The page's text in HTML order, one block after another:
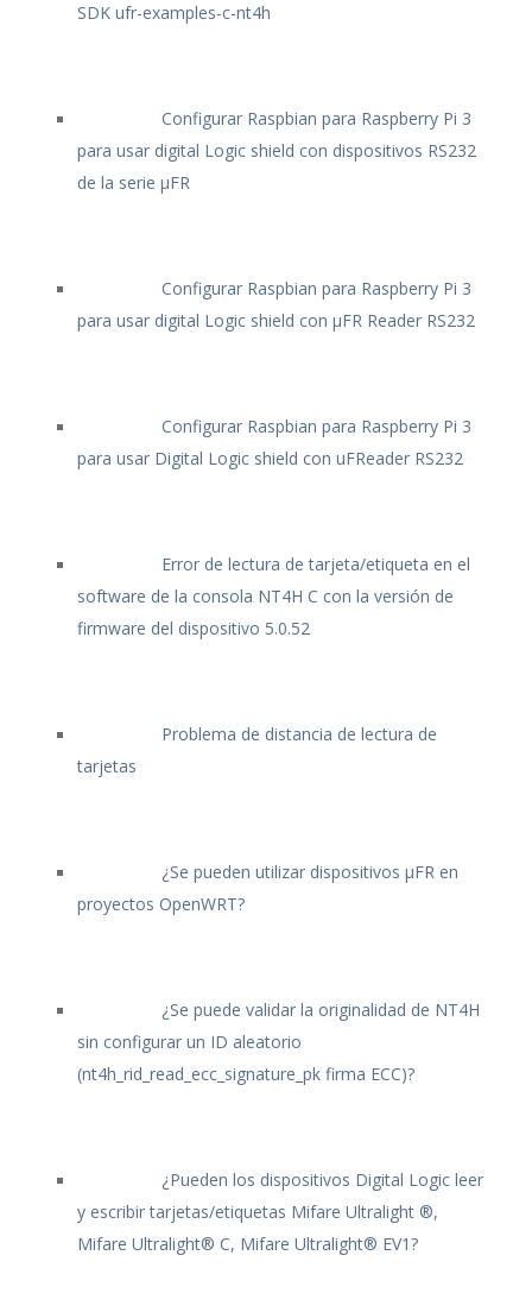
SDK ufr-examples-c-nt4h
Configurar Raspbian para Raspberry Pi 3
para usar digital Logic shield con dispositivos RS232
de la serie μFR
Configurar Raspbian para Raspberry Pi 3
para usar digital Logic shield con μFR Reader RS232
Configurar Raspbian para Raspberry Pi 3
para usar Digital Logic shield con uFReader RS232
Error de lectura de tarjeta/etiqueta en el
software de la consola NT4H C con la versión de
firmware del dispositivo 5.0.52
Problema de distancia de lectura de
tarjetas
¿Se pueden utilizar dispositivos μFR en
proyectos OpenWRT?
¿Se puede validar la originalidad de NT4H
sin configurar un ID aleatorio
(nt4h_rid_read_ecc_signature_pk firma ECC)?
¿Pueden los dispositivos Digital Logic leer
y escribir tarjetas/etiquetas Mifare Ultralight ®,
Mifare Ultralight® C, Mifare Ultralight® EV1?